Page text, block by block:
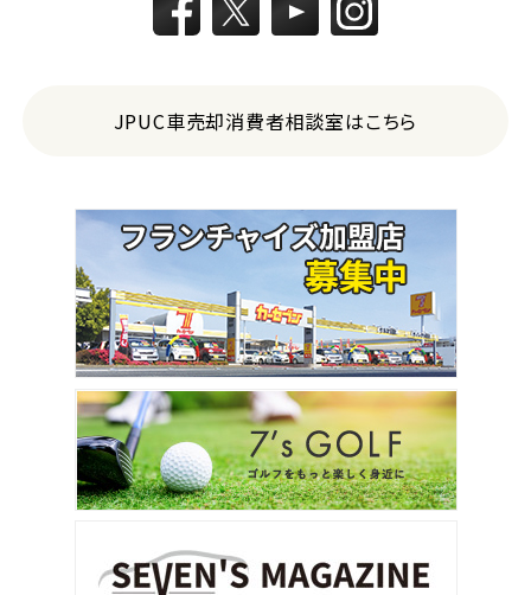
JPUC車売却消費者相談室はこちら